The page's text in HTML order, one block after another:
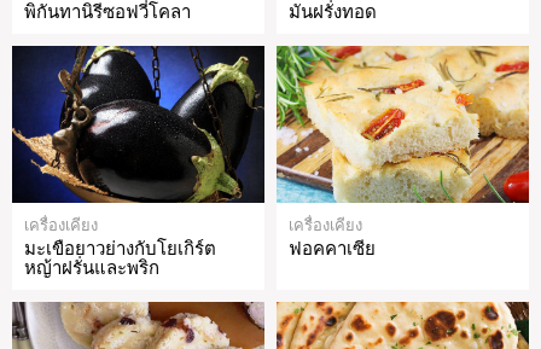
พิกันทานิรีซอฟวี่โคลา มันฝรั่งทอด
เครื่องเคียง
มะเขือยาวย่างกับโยเกิร์ต
หญ้าฝรั่นและพริก
เครื่องเคียง
ฟอคคาเซีย